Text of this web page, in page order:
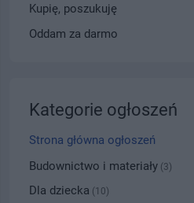
Kupię, poszukuję
Oddam za darmo
Kategorie ogłoszeń
Strona główna ogłoszeń
Budownictwo i materiały (3)
Dla dziecka (10)